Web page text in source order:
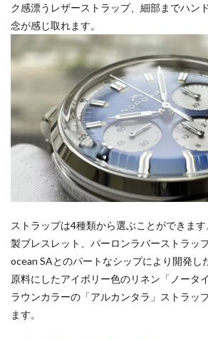
ク感漂うレザーストラップ、細部までハン
念が感じ取れます。
ストラップは4種類から選ぶことができま
製ブレスレット、パーロンラバーストラッ
ocean SAとのパートなシップにより開発し
原料にしたアイボリー色のリネン「ノータ
ラウンカラーの「アルカンタラ」ストラッ
ます。